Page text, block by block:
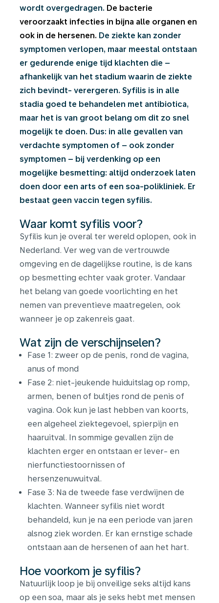
wordt overgedragen. De bacterie
veroorzaakt infecties in bijna alle organen en
ook in de hersenen. De ziekte kan zonder
symptomen verlopen, maar meestal ontstaan
er gedurende enige tijd klachten die –
afhankelijk van het stadium waarin de ziekte
zich bevindt- verergeren. Syfilis is in alle
stadia goed te behandelen met antibiotica,
maar het is van groot belang om dit zo snel
mogelijk te doen. Dus: in alle gevallen van
verdachte symptomen of – ook zonder
symptomen – bij verdenking op een
mogelijke besmetting: altijd onderzoek laten
doen door een arts of een soa-polikliniek. Er
bestaat geen vaccin tegen syfilis.
Waar komt syfilis voor?
Syfilis kun je overal ter wereld oplopen, ook in
Nederland. Ver weg van de vertrouwde
omgeving en de dagelijkse routine, is de kans
op besmetting echter vaak groter. Vandaar
het belang van goede voorlichting en het
nemen van preventieve maatregelen, ook
wanneer je op zakenreis gaat.
Wat zijn de verschijnselen?
Fase 1: zweer op de penis, rond de vagina,
anus of mond
Fase 2: niet-jeukende huiduitslag op romp,
armen, benen of bultjes rond de penis of
vagina. Ook kun je last hebben van koorts,
een algeheel ziektegevoel, spierpijn en
haaruitval. In sommige gevallen zijn de
klachten erger en ontstaan er lever- en
nierfunctiestoornissen of
hersenzenuwuitval.
Fase 3: Na de tweede fase verdwijnen de
klachten. Wanneer syfilis niet wordt
behandeld, kun je na een periode van jaren
alsnog ziek worden. Er kan ernstige schade
ontstaan aan de hersenen of aan het hart.
Hoe voorkom je syfilis?
Natuurlijk loop je bij onveilige seks altijd kans
op een soa, maar als je seks hebt met mensen